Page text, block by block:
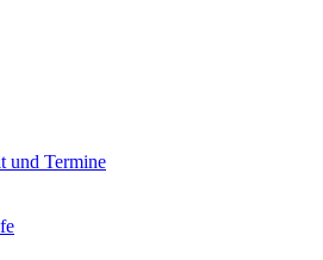
und Termine